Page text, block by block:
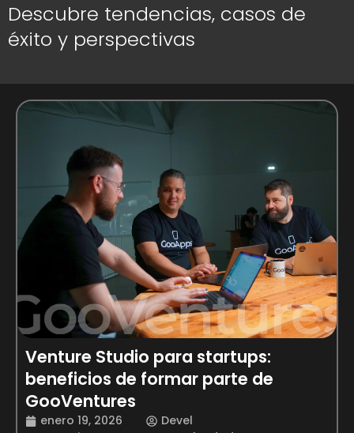
Descubre tendencias, casos de
éxito y perspectivas
Venture Studio para startups:
beneficios de formar parte de
GooVentures
enero 19, 2026
Devel